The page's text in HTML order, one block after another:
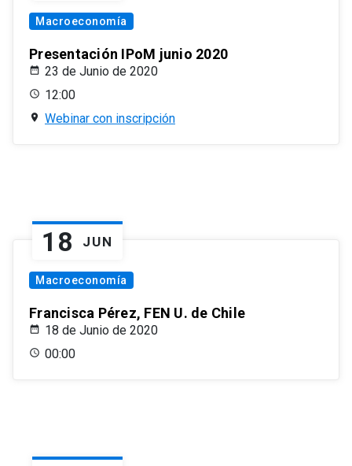
Macroeconomía
Presentación IPoM junio 2020
23 de Junio de 2020
12:00
Webinar con inscripción
18 JUN
Macroeconomía
Francisca Pérez, FEN U. de Chile
18 de Junio de 2020
00:00